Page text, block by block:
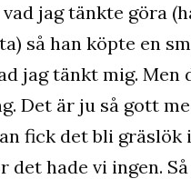
jag tänkte göra
så han köpte en
jag tänkt mig. Men
Det är ju så gott
fick det bli
det hade vi ingen.